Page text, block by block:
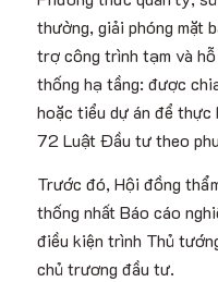
thường, giải phóng mặt
trợ công trình tạm và
thống hạ tầng: được
hoặc tiểu dự án để
72 Luật Đầu tư theo
Trước đó, Hội đồng
thống nhất Báo cáo
điều kiện trình Thủ
chủ trương đầu tư.